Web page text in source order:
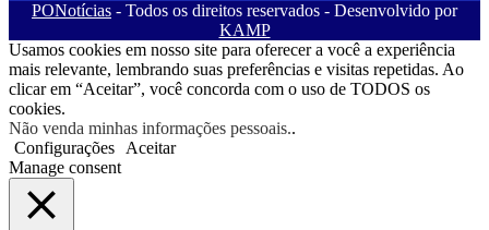
PONotícias - Todos os direitos reservados - Desenvolvido por
KAMP
Usamos cookies em nosso site para oferecer a você a experiência
mais relevante, lembrando suas preferências e visitas repetidas. Ao
clicar em “Aceitar”, você concorda com o uso de TODOS os
cookies.
Não venda minhas informações pessoais..
Configurações
Aceitar
Manage consent